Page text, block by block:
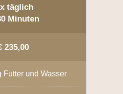
täglich
Minuten
235,00
Futter und Wasser